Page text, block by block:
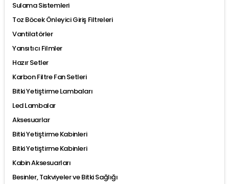
Sulama Sistemleri
Toz Böcek Önleyici Giriş Filtreleri
Vantilatörler
Yansıtıcı Filmler
Hazır Setler
Karbon Filtre Fan Setleri
Bitki Yetiştirme Lambaları
Led Lambalar
Aksesuarlar
Bitki Yetiştirme Kabinleri
Bitki Yetiştirme Kabinleri
Kabin Aksesuarları
Besinler, Takviyeler ve Bitki Sağlığı